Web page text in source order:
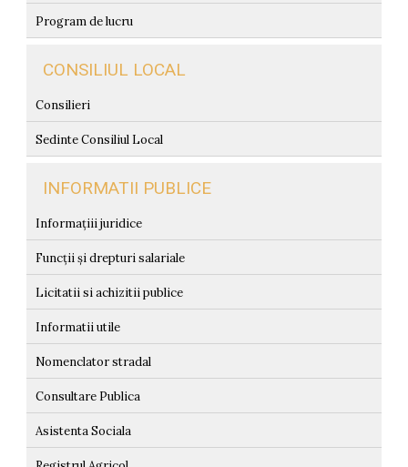
Program de lucru
CONSILIUL LOCAL
Consilieri
Sedinte Consiliul Local
INFORMATII PUBLICE
Informațiii juridice
Funcții și drepturi salariale
Licitatii si achizitii publice
Informatii utile
Nomenclator stradal
Consultare Publica
Asistenta Sociala